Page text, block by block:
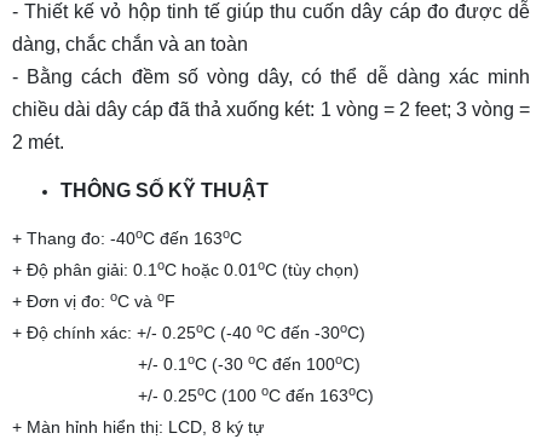
- Thiết kế vỏ hộp tinh tế giúp thu cuốn dây cáp đo được dễ
dàng, chắc chắn và an toàn
- Bằng cách đềm số vòng dây, có thể dễ dàng xác minh
chiều dài dây cáp đã thả xuống két: 1 vòng = 2 feet; 3 vòng =
2 mét.
THÔNG SỐ KỸ THUẬT
+ Thang đo: -40oC đến 163oC
+ Độ phân giải: 0.1oC hoặc 0.01oC (tùy chọn)
+ Đơn vị đo: oC và oF
+ Độ chính xác: +/- 0.25oC (-40 oC đến -30oC)
+/- 0.1oC (-30 oC đến 100oC)
+/- 0.25oC (100 oC đến 163oC)
+ Màn hỉnh hiển thị: LCD, 8 ký tự